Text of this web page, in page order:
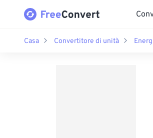
Casa Convertitore di unità